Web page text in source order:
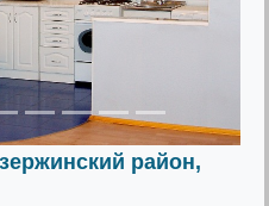
район,